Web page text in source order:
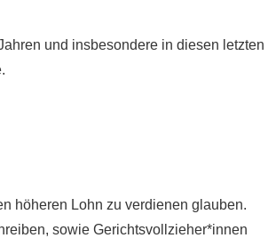
und insbesondere in diesen letzten
höheren Lohn zu verdienen glauben.
sowie Gerichtsvollzieher*innen